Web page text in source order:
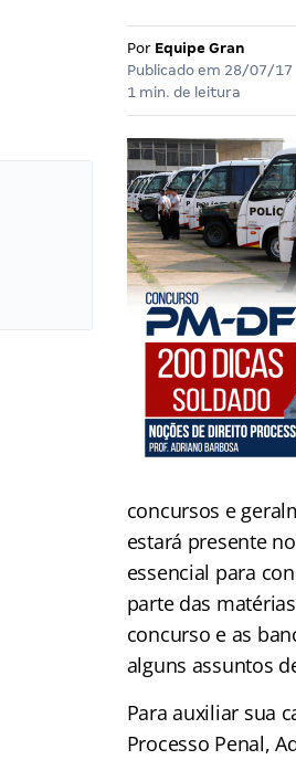
Por Equipe Gran
Publicado em 28/07/17
1 min. de leitura
concursos e
estará presente
essencial para
parte das
concurso e as
alguns assuntos
Para auxiliar sua
Processo Penal,